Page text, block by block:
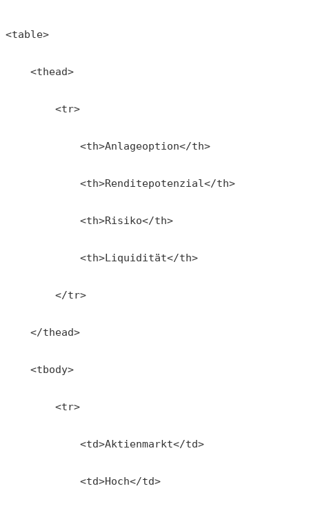
<table>
    <thead>
        <tr>
            <th>Anlageoption</th>
            <th>Renditepotenzial</th>
            <th>Risiko</th>
            <th>Liquidität</th>
        </tr>
    </thead>
    <tbody>
        <tr>
            <td>Aktienmarkt</td>
            <td>Hoch</td>